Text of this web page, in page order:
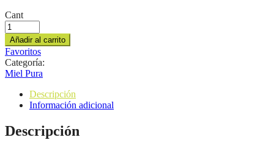
Cant
Añadir al carrito
Favoritos
Categoría:
Miel Pura
Descripción
Información adicional
Descripción